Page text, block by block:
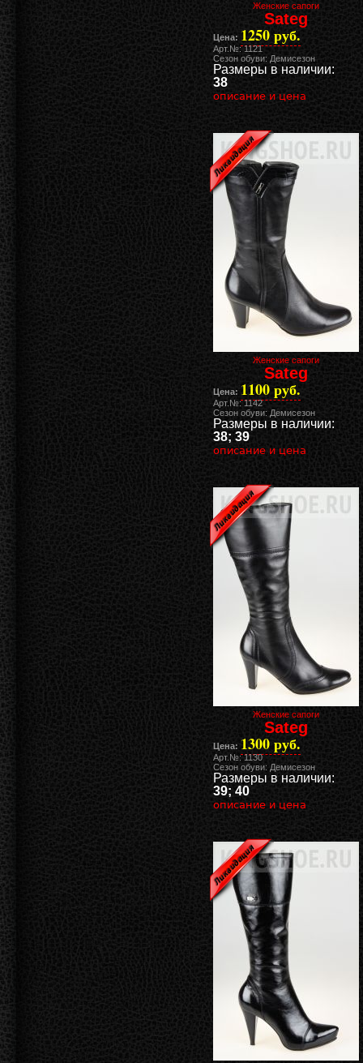
Женские сапоги
Sateg
Цена: 1250 руб.
Арт.№: 1121
Сезон обуви: Демисезон
Размеры в наличии:
38
описание и цена
Женские сапоги
Sateg
Цена: 1100 руб.
Арт.№: 1142
Сезон обуви: Демисезон
Размеры в наличии:
38; 39
описание и цена
Женские сапоги
Sateg
Цена: 1300 руб.
Арт.№: 1130
Сезон обуви: Демисезон
Размеры в наличии:
39; 40
описание и цена